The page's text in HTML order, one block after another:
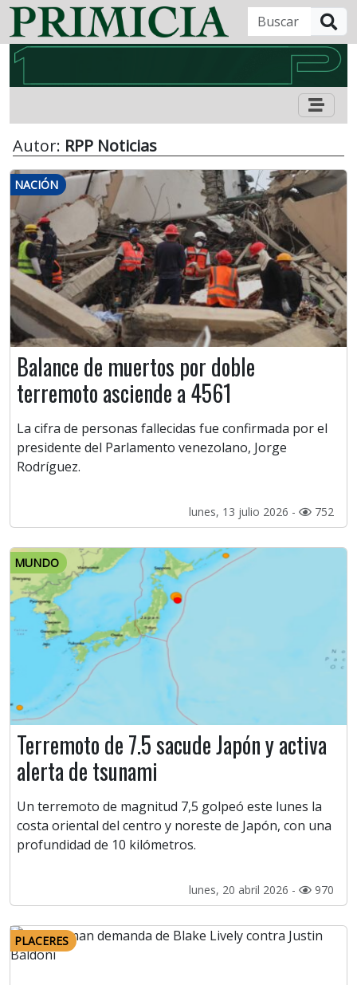
Autor: RPP Noticias
NACIÓN
Balance de muertos por doble
terremoto asciende a 4561
La cifra de personas fallecidas fue confirmada por el
presidente del Parlamento venezolano, Jorge
Rodríguez.
lunes, 13 julio 2026 - 752
MUNDO
Terremoto de 7.5 sacude Japón y activa
alerta de tsunami
Un terremoto de magnitud 7,5 golpeó este lunes la
costa oriental del centro y noreste de Japón, con una
profundidad de 10 kilómetros.
lunes, 20 abril 2026 - 970
PLACERES